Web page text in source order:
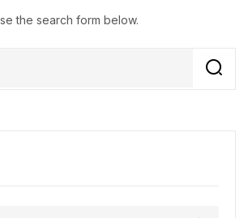
the search form below.